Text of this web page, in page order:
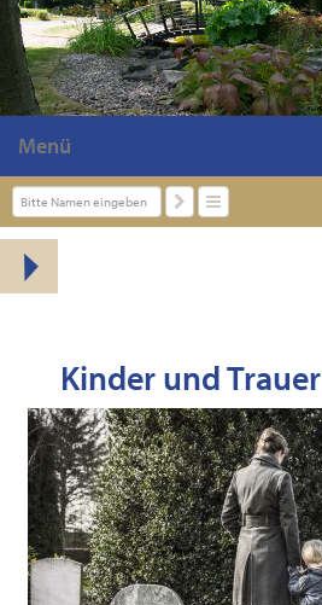
Menü
Pflichtfeld
Navigation
überspringen
Kinder und Trauer